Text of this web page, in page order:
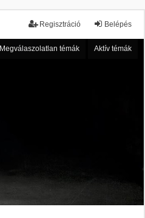
Belépés
Regisztráció
Megválaszolatlan témák Aktív témák